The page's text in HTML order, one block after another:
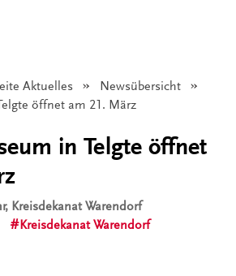
Aktuelles
Newsübersicht
öffnet am 21. März
in Telgte öffnet
, Kreisdekanat Warendorf
Kreisdekanat Warendorf